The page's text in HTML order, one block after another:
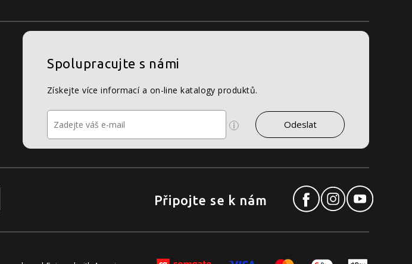
Spolupracujte s námi
Získejte více informací a on-line katalogy produktů.
Připojte se k nám